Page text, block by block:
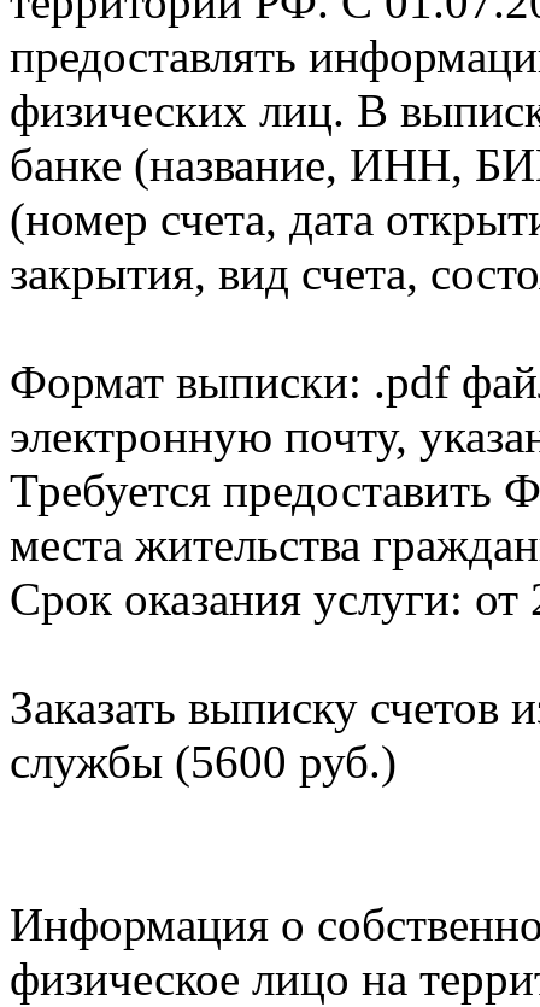
предоставлять
физических лиц. В
банке (название, ИНН,
(номер счета, дата
закрытия, вид счета,
Формат выписки: .pdf
электронную почту,
Требуется
места жительства
Срок оказания услуги: от
Заказать выписку счетов
службы (5600 руб.)
Информация о
физическое лицо на